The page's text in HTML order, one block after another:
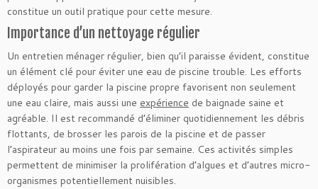
constitue un outil pratique pour cette mesure.
Importance d’un nettoyage régulier
Un entretien ménager régulier, bien qu’il paraisse évident, constitue
un élément clé pour éviter une eau de piscine trouble. Les efforts
déployés pour garder la piscine propre favorisent non seulement
une eau claire, mais aussi une expérience de baignade saine et
agréable. Il est recommandé d’éliminer quotidiennement les débris
flottants, de brosser les parois de la piscine et de passer
l’aspirateur au moins une fois par semaine. Ces activités simples
permettent de minimiser la prolifération d’algues et d’autres micro-
organismes potentiellement nuisibles.